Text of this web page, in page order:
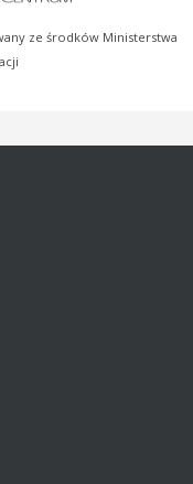
ze środków Ministerstwa